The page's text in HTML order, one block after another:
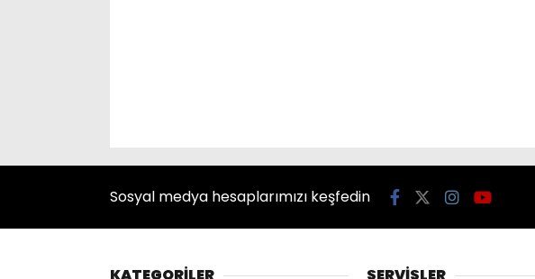
Sosyal medya hesaplarımızı keşfedin